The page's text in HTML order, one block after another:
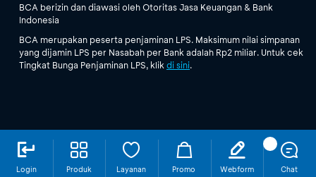
Login Produk Layanan Promo
Webform
Chat
BCA berizin dan diawasi oleh Otoritas Jasa Keuangan & Bank
Indonesia
BCA merupakan peserta penjaminan LPS. Maksimum nilai simpanan
yang dijamin LPS per Nasabah per Bank adalah Rp2 miliar. Untuk cek
Tingkat Bunga Penjaminan LPS, klik di sini.